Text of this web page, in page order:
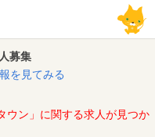
募集
を見てみる
ウン」に関する求人が見つか